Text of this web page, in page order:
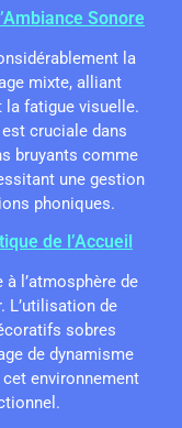
Sonore
la
mixte, alliant
la fatigue visuelle.
cruciale dans
bruyants comme
une gestion
phoniques.
de l’Accueil
à l’atmosphère de
L’utilisation de
sobres
de dynamisme
cet environnement